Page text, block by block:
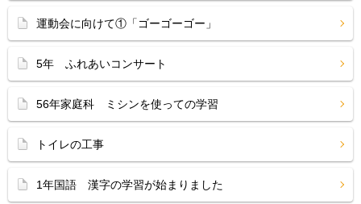
運動会に向けて①「ゴーゴーゴー」
5年 ふれあいコンサート
56年家庭科 ミシンを使っての学習
トイレの工事
1年国語 漢字の学習が始まりました